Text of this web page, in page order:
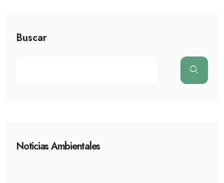
Buscar
Noticias Ambientales